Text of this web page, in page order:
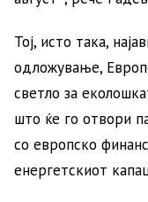
Тој, исто така,
одложување,
светло за
што ќе го отвори
со европско
енергетскиот